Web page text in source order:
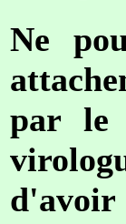
Ne
par le